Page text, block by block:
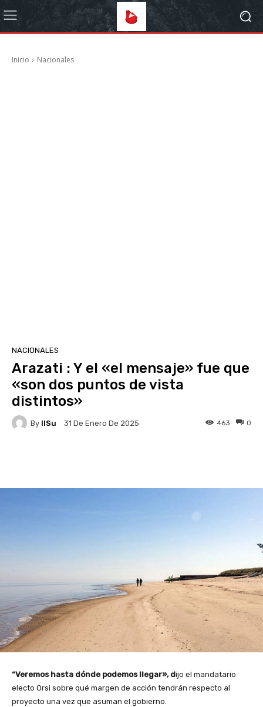
Inicio Nacionales
NACIONALES
Arazati : Y el «el mensaje» fue que
«son dos puntos de vista
distintos»
By IlSu 31 De Enero De 2025 0
463
“Veremos hasta dónde podemos llegar», dijo el mandatario
electo Orsi sobre qué margen de acción tendrán respecto al
proyecto una vez que asuman el gobierno.